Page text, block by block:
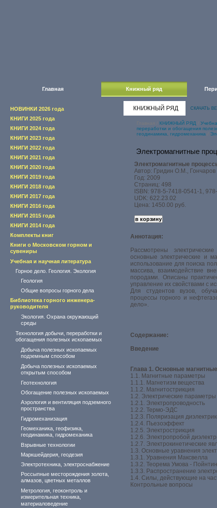
Главная Книжный ряд
НОВИНКИ 2026 года
КНИГИ 2025 года
КНИГИ 2024 года
КНИГИ 2023 года
КНИГИ 2022 года
КНИГИ 2021 года
КНИГИ 2020 года
КНИГИ 2019 года
КНИГИ 2018 года
КНИГИ 2017 года
КНИГИ 2016 года
КНИГИ 2015 года
КНИГИ 2014 года
Комплекты книг
Книги о Московском горном и
сувениры
Учебная и научная литература
Горное дело. Геология. Экология
Геология
Общие вопросы горного дела
Библиотека горного инженера-
руководителя
Экология. Охрана окружающий
среды
Технология добычи, переработки и
обогащения полезных ископаемых
Добыча полезных ископаемых
подземным способом
Добыча полезных ископаемых
открытым способом
Геотехнология
Обогащение полезных ископаемых
Аэрология и вентиляция подземного
пространства
Гидромеханизация
Геомеханика, геофизика,
геодинамика, гидромеханика
Взрывные технологии
Маркшейдерия, геодезия
Электротехника, электроснабжение
Россыпные месторождения золота,
алмазов, цветных металлов
Метрология, геоконтроль и
измерительная техника,
материаловедение
КНИЖНЫЙ РЯД СКАЧАТЬ
КНИЖНЫЙ РЯД
переработки и обогащения
геодинамика, гидромеханика
Электромагнитные
Электромагнитные
Автор: Гридин О.М.,
Год: 2009
Страниц: 498
ISBN: 978-5-7418-0541-1,
UDK: 622.23.02
Цена: 1450.00 руб.
Аннотация:
Рассмотрены
основные электрические и
использование для поиска
массива, взаимодействие
породами. Описаны
управление их свойствами с
Для студентов вузов,
процессы горного и
дело».
Содержание:
Введение
Глава 1. Основные
1.1. Магнитные параметры
1.1.1. Магнетизм вещества
1.1.2. Магнитострикция
1.2. Электрические параметры
1.2.1. Электропроводность
1.2.2. Термо-ЭДС
1.2.3. Поляризация
1.2.4. Пьезоэффект
1.2.5. Электрострикция
1.2.6. Электропробой
1.2.7. Электрокинетические
1.3. Основные уравнения
1.3.1. Уравнения Максвелла
1.3.2. Теорема Умова -
1.3.3. Распространение
1.4. Силы, действующие на
Контрольные вопросы